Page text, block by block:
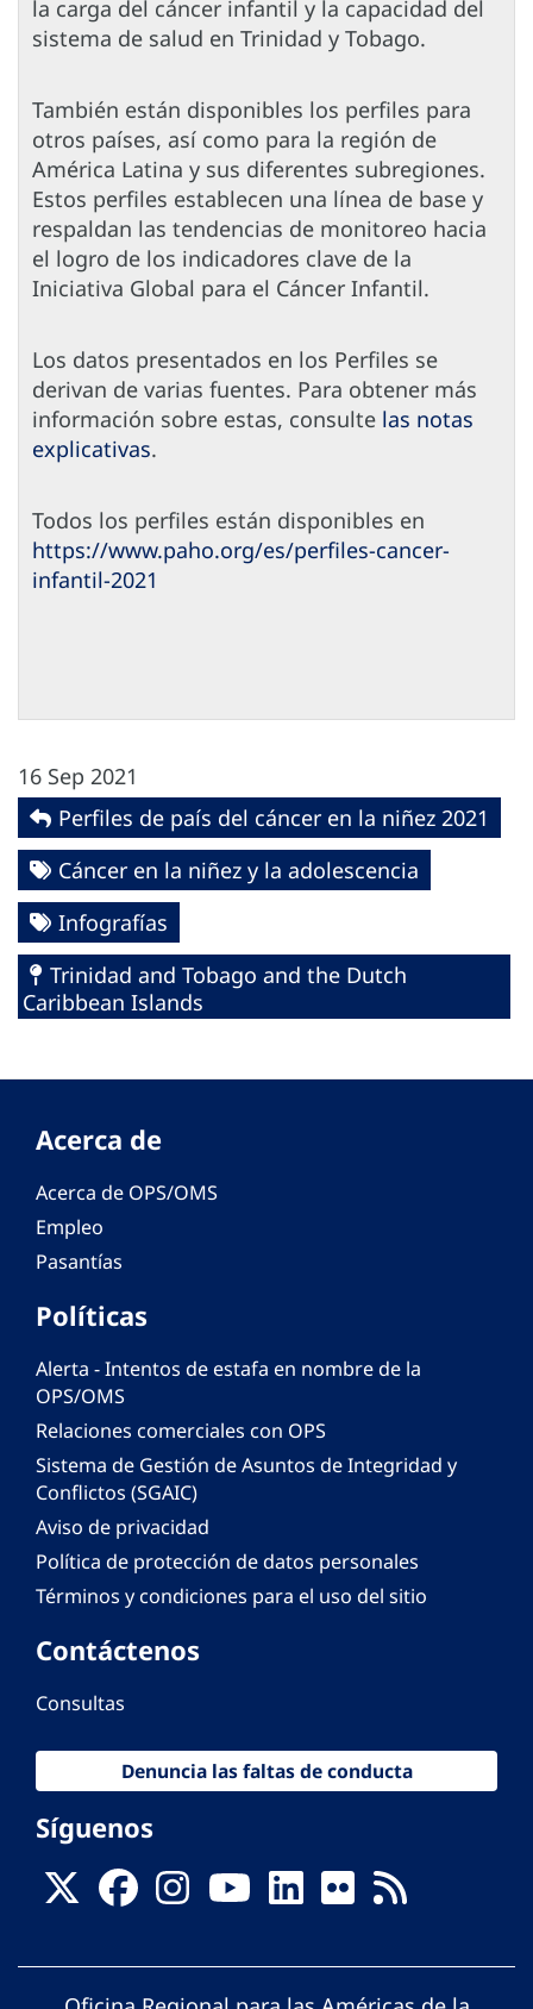
la carga del cáncer infantil y la capacidad del
sistema de salud en Trinidad y Tobago.
También están disponibles los perfiles para
otros países, así como para la región de
América Latina y sus diferentes subregiones.
Estos perfiles establecen una línea de base y
respaldan las tendencias de monitoreo hacia
el logro de los indicadores clave de la
Iniciativa Global para el Cáncer Infantil.
Los datos presentados en los Perfiles se
derivan de varias fuentes. Para obtener más
información sobre estas, consulte las notas
explicativas.
Todos los perfiles están disponibles en
https://www.paho.org/es/perfiles-cancer-
infantil-2021
16 Sep 2021
Perfiles de país del cáncer en la niñez 2021
Cáncer en la niñez y la adolescencia
Infografías
Trinidad and Tobago and the Dutch
Caribbean Islands
Acerca de
Acerca de OPS/OMS
Empleo
Pasantías
Políticas
Alerta - Intentos de estafa en nombre de la
OPS/OMS
Relaciones comerciales con OPS
Sistema de Gestión de Asuntos de Integridad y
Conflictos (SGAIC)
Aviso de privacidad
Política de protección de datos personales
Términos y condiciones para el uso del sitio
Contáctenos
Consultas
Denuncia las faltas de conducta
Síguenos